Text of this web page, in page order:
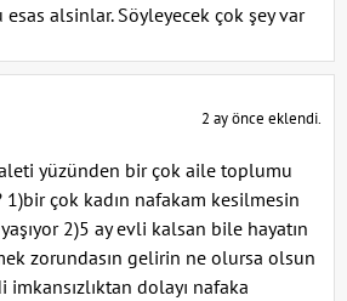
alsinlar. Söyleyecek çok şey var
2 ay önce eklendi.
yüzünden bir çok aile toplumu
1)bir çok kadın nafakam kesilmesin
2)5 ay evli kalsan bile hayatın
zorundasın gelirin ne olursa olsun
imkansızlıktan dolayı nafaka